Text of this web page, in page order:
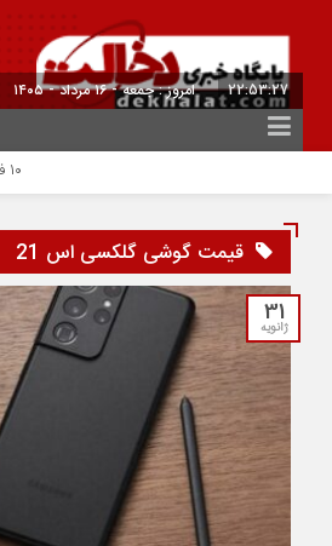
22:53:27 امروز : جمعه - ۱۶ مرداد - ۱۴۰۵
۱۰ فیلم هالیوودی که ارزش دیدن دارند | شاهکارهایی که نباید از دست بدهید
قیمت گوشی گلکسی اس 21
31
ژانویه